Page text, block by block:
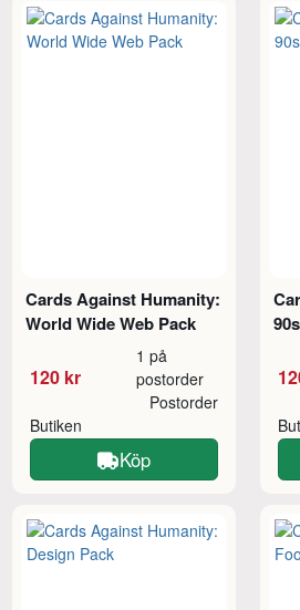
Cards Against Humanity:
World Wide Web Pack
120 kr
1 på
postorder
Butiken
Postorder
Köp